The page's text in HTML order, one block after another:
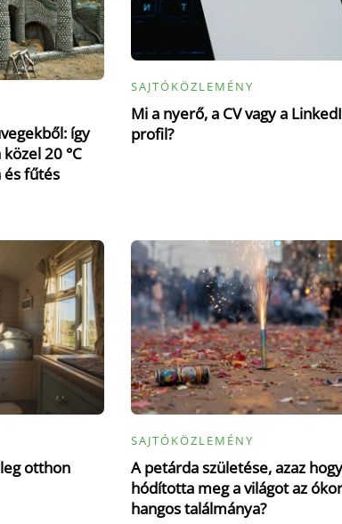
így
20 °C
fűtés
SAJTÓKÖZLEMÉNY
Mi a nyerő, a CV vagy a
profil?
otthon
SAJTÓKÖZLEMÉNY
A petárda születése, azaz
hódította meg a világot az
hangos találmánya?